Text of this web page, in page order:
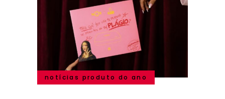
notícias produto do ano